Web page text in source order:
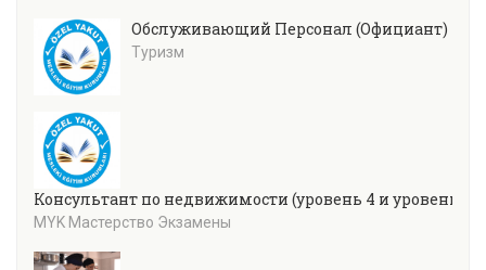
Обслуживающий Персонал (Официант)
Туризм
Консультант по недвижимости (уровень 4 и уровень 5)
MYK Мастерство Экзамены